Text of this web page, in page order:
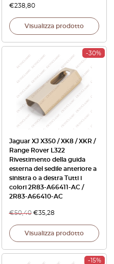
€238,80
Visualizza prodotto
-30%
Jaguar XJ X350 / XK8 / XKR /
Range Rover L322
Rivestimento della guida
esterna del sedile anteriore a
sinistra o a destra Tutti i
colori 2R83-A66411-AC /
2R83-A66410-AC
€50,40 €35,28
Visualizza prodotto
-15%